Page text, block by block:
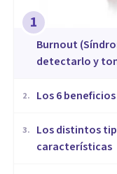
1
Burnout
detectarlo y
2. ​Los 6
3.
​Los distintos
características